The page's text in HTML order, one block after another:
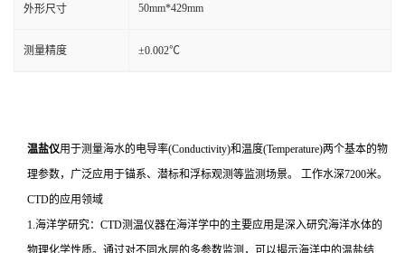
外形尺寸 50mm*429mm
测量精度 ±0.002℃
温盐仪用于测量海水的电导率(Conductivity)和温度(Temperature)两个基本的物
理参数，广泛应用于锚系、潜标和浮标观测等监测场景。 工作水深7200米。
CTD的应用领域
1.海洋学研究：CTD测温仪器在海洋学中的主要应用是深入研究海洋水体的
物理化学性质。通过对不同水层的多参数监测，可以揭示海洋中的温盐结